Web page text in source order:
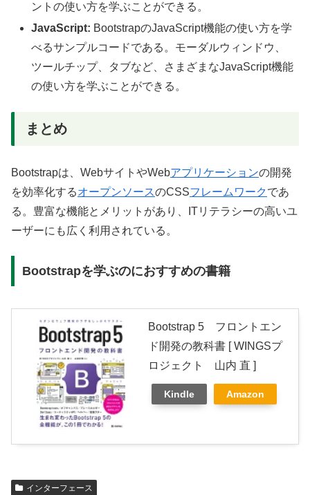
ントの使い方を学ぶことができる。
JavaScript: BootstrapのJavaScript機能の使い方を学
べるサンプルコードである。モーダルウィンドウ、
ツールチップ、タブなど、さまざまなJavaScript機能
の使い方を学ぶことができる。
まとめ
Bootstrapは、WebサイトやWebアプリケーションの開発
を効率化するオープンソースのCSSフレームワークであ
る。豊富な機能とメリットがあり、ITリテラシーの高いユ
ーザーにも広く利用されている。
Bootstrapを学ぶのにおすすめの書籍
Bootstrap 5 フロントエン
ド開発の教科書 [ WINGSプ
ロジェクト 山内 直 ]
Kindle Amazon
インターフェース